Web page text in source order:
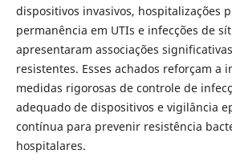
dispositivos invasivos, hospitalizações
permanência em UTIs e infecções de
apresentaram associações
resistentes. Esses achados reforçam a
medidas rigorosas de controle de
adequado de dispositivos e vigilância
contínua para prevenir resistência
hospitalares.